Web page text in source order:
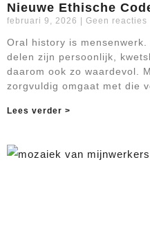
Nieuwe Ethische
februari 9, 2026 Geen reacties
Oral history is
delen zijn persoonlijk,
daarom ook zo waardevol.
zorgvuldig omgaat met die
Lees verder >